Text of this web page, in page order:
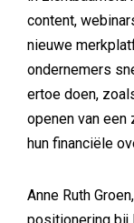
content,
nieuwe
ondernemers
ertoe doen,
openen van een
hun financiële
Anne Ruth